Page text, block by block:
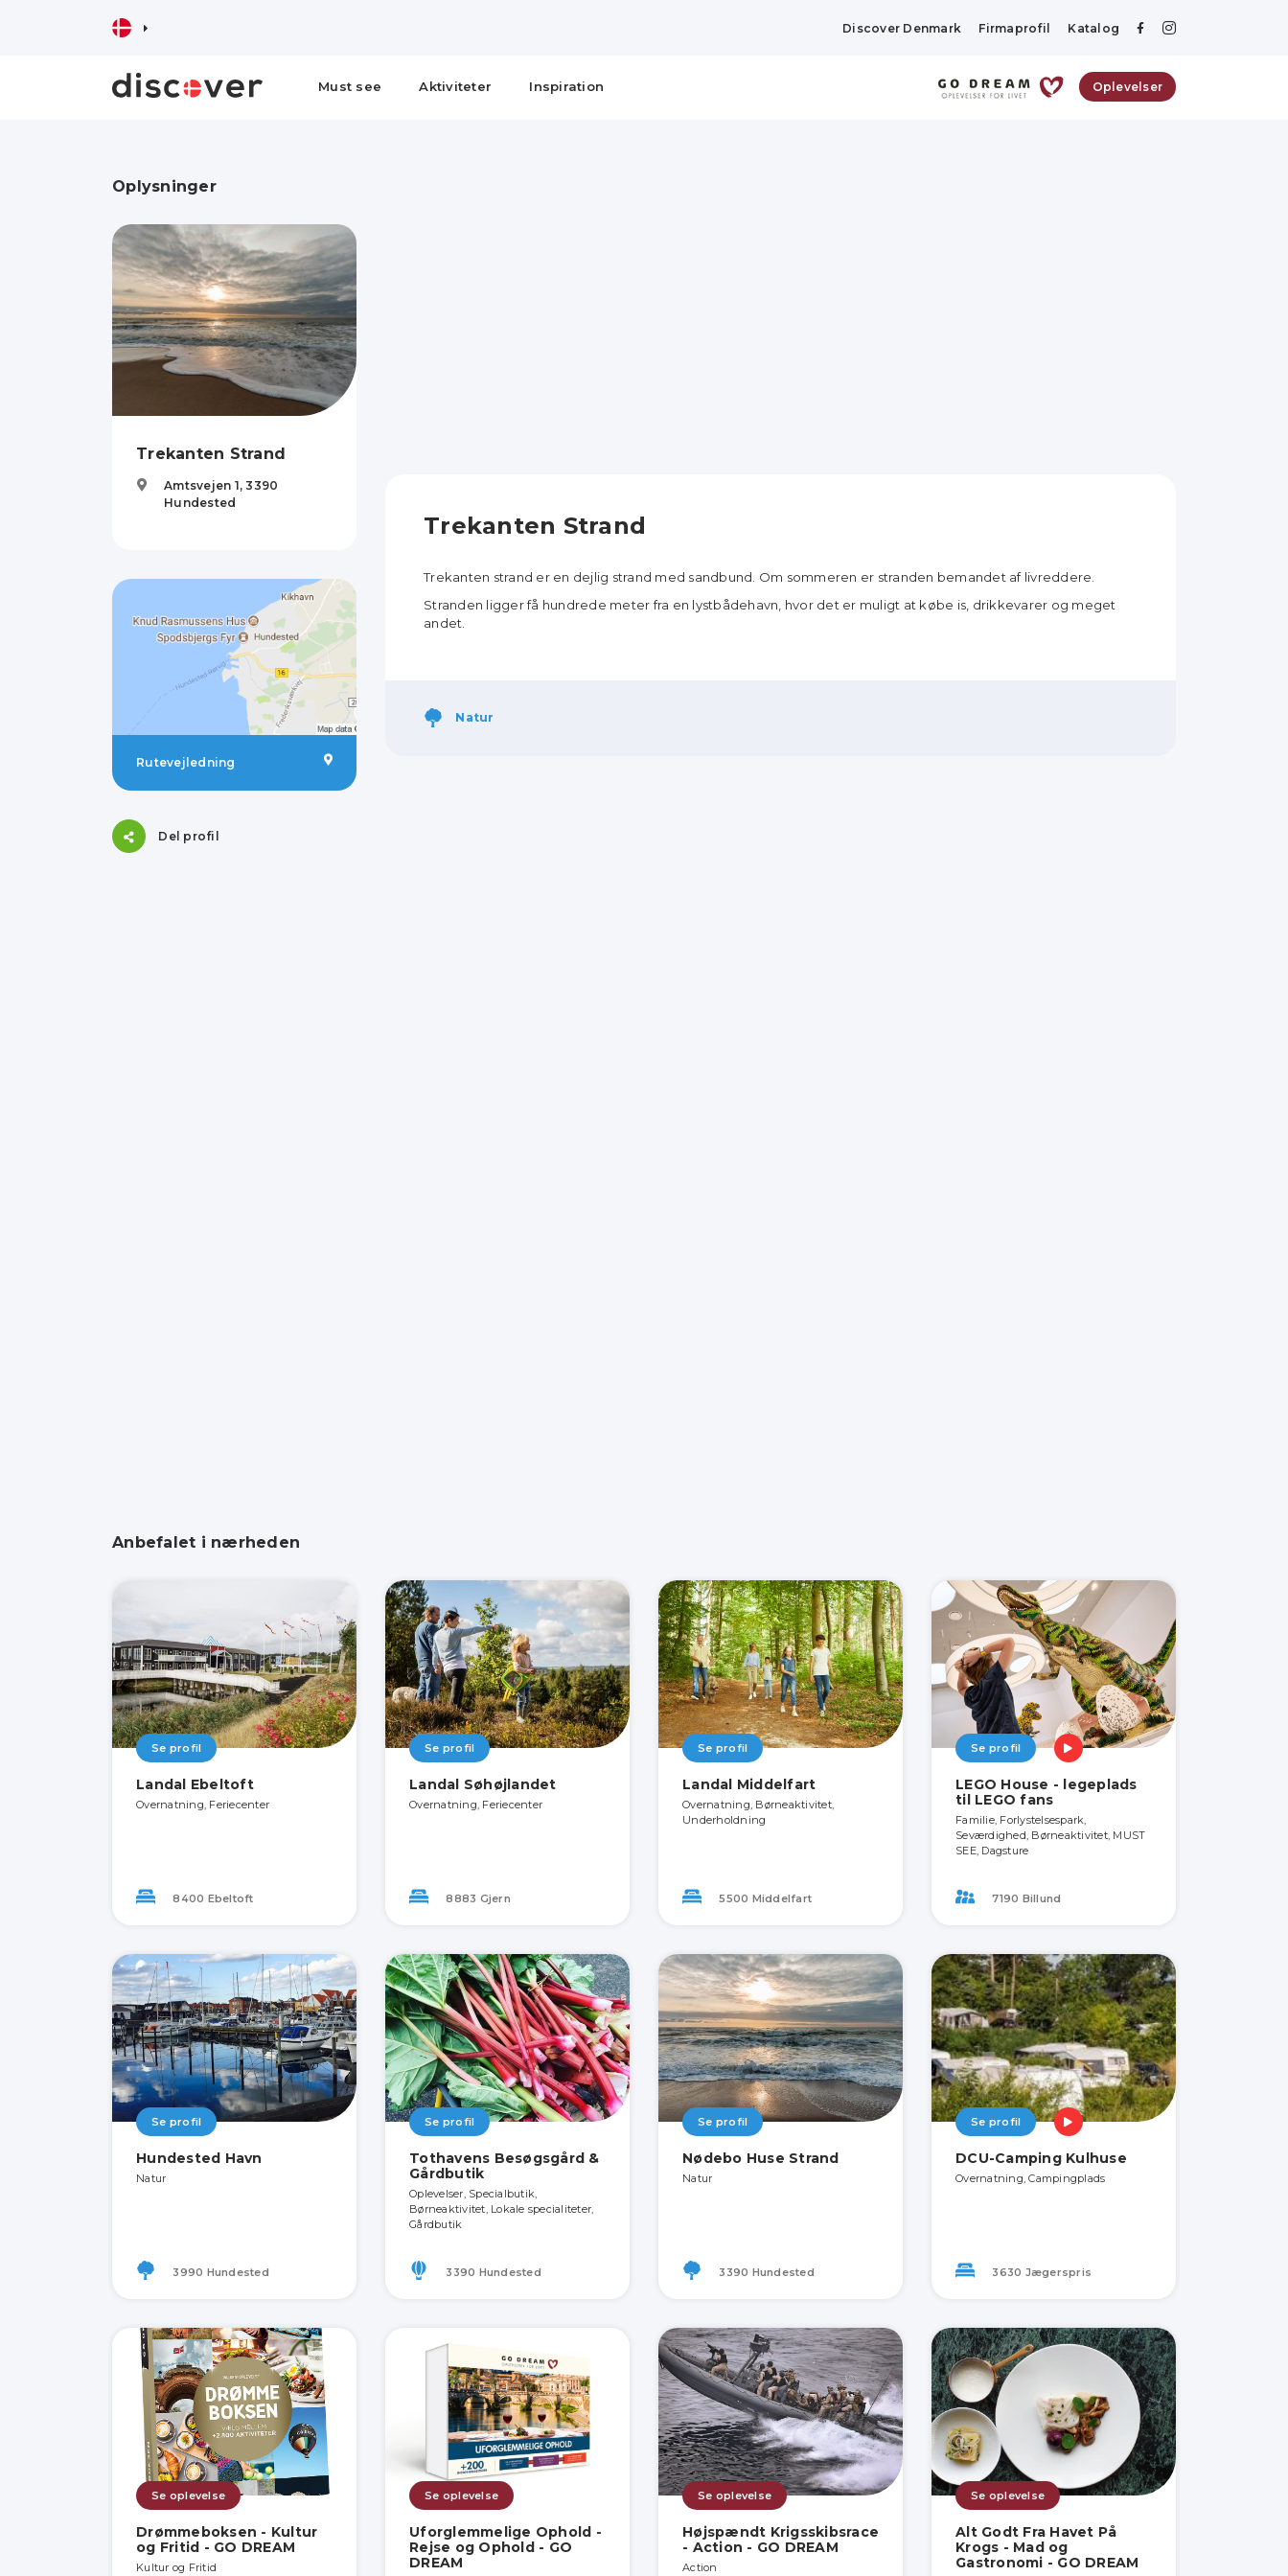
Discover Denmark Firmaprofil Katalog
Must see Aktiviteter Inspiration Oplevelser
Oplysninger
Trekanten Strand
Amtsvejen 1,3390
Hundested
Rutevejledning
Del profil
Trekanten Strand
Trekanten strand er en dejlig strand med sandbund. Om sommeren er stranden bemandet af livreddere.
Stranden ligger få hundrede meter fra en lystbådehavn, hvor det er muligt at købe is, drikkevarer og meget
andet.
Natur
Anbefalet i nærheden
Se profil
Landal Ebeltoft
Overnatning, Feriecenter
8400 Ebeltoft
Se profil
Landal Søhøjlandet
Overnatning, Feriecenter
8883 Gjern
Se profil
Landal Middelfart
Overnatning, Børneaktivitet,
Underholdning
5500 Middelfart
Se profil
LEGO House - legeplads
til LEGO fans
Familie, Forlystelsespark,
Seværdighed, Børneaktivitet, MUST
SEE, Dagsture
7190 Billund
Se profil
Hundested Havn
Natur
3990 Hundested
Se profil
Tothavens Besøgsgård &
Gårdbutik
Oplevelser, Specialbutik,
Børneaktivitet, Lokale specialiteter,
Gårdbutik
3390 Hundested
Se profil
Nødebo Huse Strand
Natur
3390 Hundested
Se profil
DCU-Camping Kulhuse
Overnatning, Campingplads
3630 Jægerspris
Se oplevelse
Drømmeboksen - Kultur
og Fritid - GO DREAM
Kultur og Fritid
Se oplevelse
Uforglemmelige Ophold -
Rejse og Ophold - GO
DREAM
Se oplevelse
Højspændt Krigsskibsrace
- Action - GO DREAM
Action
Se oplevelse
Alt Godt Fra Havet På
Krogs - Mad og
Gastronomi - GO DREAM